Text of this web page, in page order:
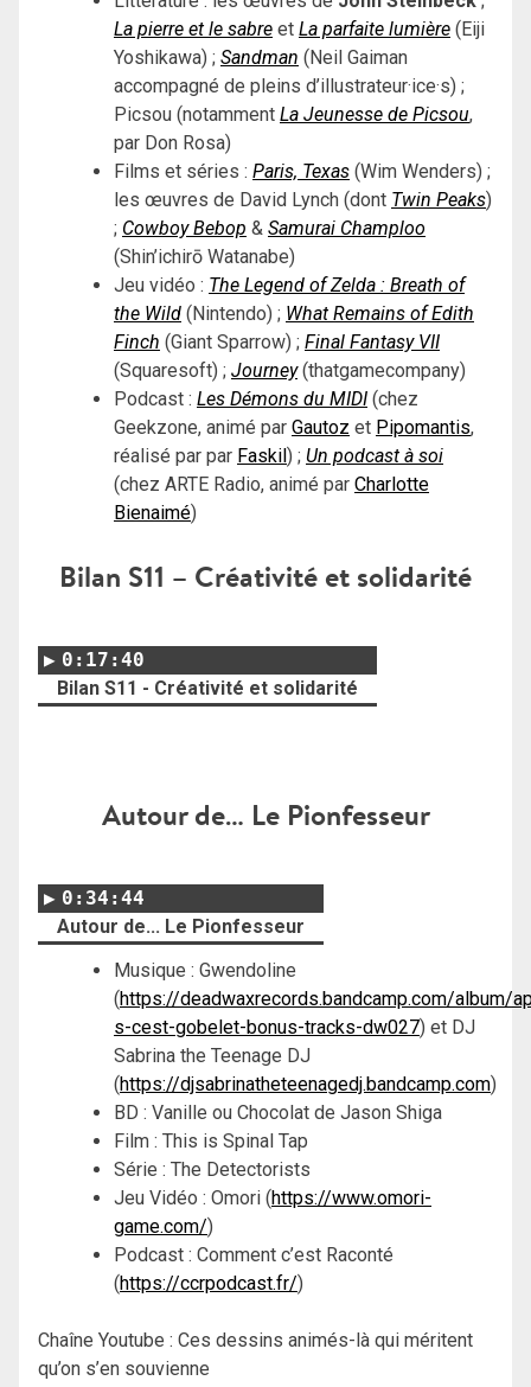
La pierre et le sabre et La parfaite lumière (Eiji
Yoshikawa) ; Sandman (Neil Gaiman
accompagné de pleins d’illustrateur·ice·s) ;
Picsou (notamment La Jeunesse de Picsou,
par Don Rosa)
Films et séries : Paris, Texas (Wim Wenders) ;
les œuvres de David Lynch (dont Twin Peaks)
; Cowboy Bebop & Samurai Champloo
(Shin’ichirō Watanabe)
Jeu vidéo : The Legend of Zelda : Breath of
the Wild (Nintendo) ; What Remains of Edith
Finch (Giant Sparrow) ; Final Fantasy VII
(Squaresoft) ; Journey(thatgamecompany)
Podcast : Les Démons du MIDI (chez
Geekzone, animé par Gautoz et Pipomantis,
réalisé par par Faskil) ; Un podcast à soi
(chez ARTE Radio, animé par Charlotte
Bienaimé)
Bilan S11 – Créativité et solidarité
0:17:40
Bilan S11 - Créativité et solidarité
Autour de… Le Pionfesseur
0:34:44
Autour de... Le Pionfesseur
Musique : Gwendoline
(https://deadwaxrecords.bandcamp.com/album/
s-cest-gobelet-bonus-tracks-dw027) et DJ
Sabrina the Teenage DJ
(https://djsabrinatheteenagedj.bandcamp.com)
BD : Vanille ou Chocolat de Jason Shiga
Film : This is Spinal Tap
Série : The Detectorists
Jeu Vidéo : Omori (https://www.omori-
game.com/)
Podcast : Comment c’est Raconté
(https://ccrpodcast.fr/)
Chaîne Youtube : Ces dessins animés-là qui méritent
qu’on s’en souvienne